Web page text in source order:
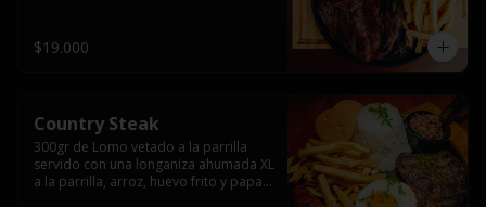
$19.000
Country Steak
300gr de Lomo vetado a la parrilla
servido con una longaniza ahumada XL
a la parrilla, arroz, huevo frito y papas